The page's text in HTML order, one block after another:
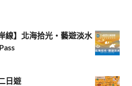
線】北海拾光・藝遊淡水
日遊